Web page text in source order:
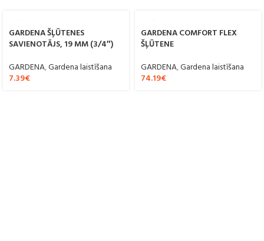
GARDENA ŠĻŪTENES
SAVIENOTĀJS, 19 MM (3/4″)
GARDENA,Gardena laistīšana
7.39€
GARDENA COMFORT FLEX
ŠĻŪTENE
GARDENA,Gardena laistīšana
74.19€